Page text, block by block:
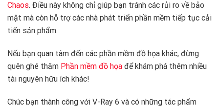
Chaos. Điều này không chỉ giúp bạn tránh các rủi ro về bảo
mật mà còn hỗ trợ các nhà phát triển phần mềm tiếp tục cải
tiến sản phẩm.
Nếu bạn quan tâm đến các phần mềm đồ họa khác, đừng
quên ghé thăm Phần mềm đồ họa để khám phá thêm nhiều
tài nguyên hữu ích khác!
Chúc bạn thành công với V-Ray 6 và có những tác phẩm